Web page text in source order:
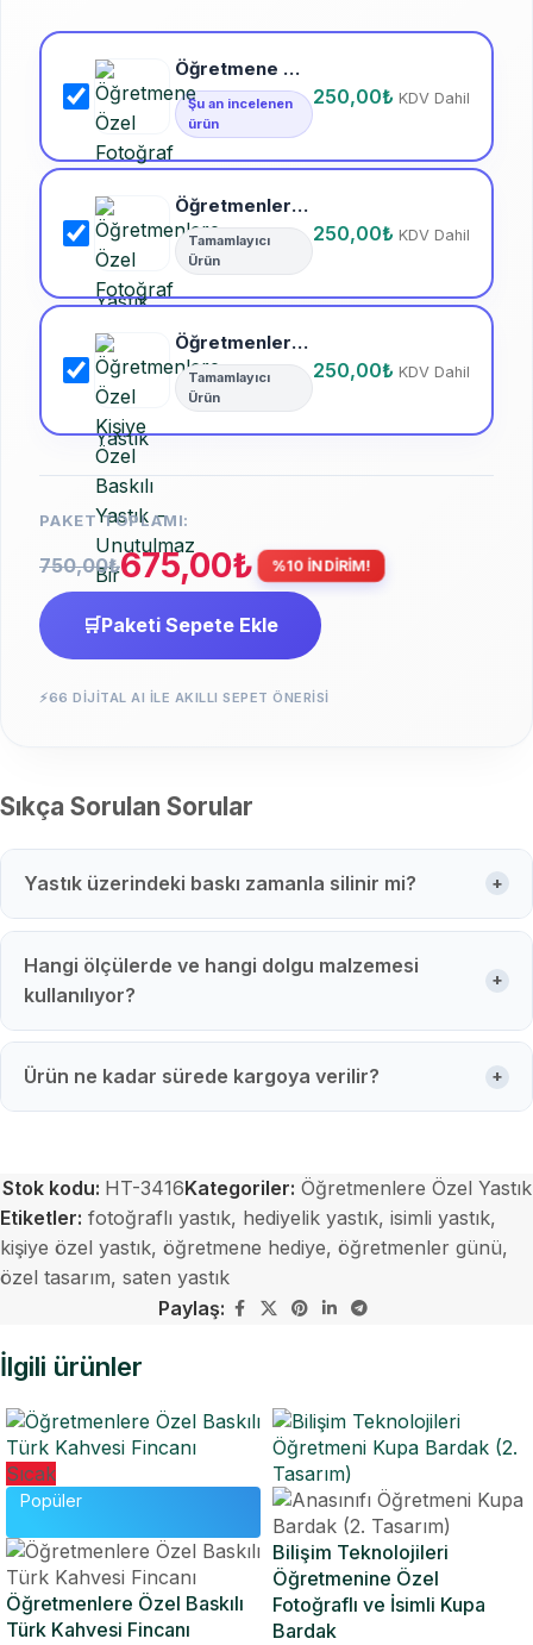
Öğretmene Özel Fotoğraf ve İsim Baskılı Kişiye Özel Yastık
Şu an incelenen
ürün
250,00₺ KDV Dahil
Öğretmenlere Özel Fotoğraf Baskılı ve İsme Özel Saten Yastık
Tamamlayıcı
Ürün
250,00₺ KDV Dahil
Öğretmenlere Özel Kişiye Özel Baskılı Yastık – Unutulmaz Bir Teşekkür
Tamamlayıcı
Ürün
250,00₺ KDV Dahil
PAKET TOPLAMI:
750,00₺675,00₺ %10 İNDİRİM!
🛒Paketi Sepete Ekle
⚡66 DIJITAL AI ILE AKILLI SEPET ÖNERISI
Sıkça Sorulan Sorular
Yastık üzerindeki baskı zamanla silinir mi? +
Hangi ölçülerde ve hangi dolgu malzemesi
kullanılıyor?
+
Ürün ne kadar sürede kargoya verilir? +
Stok kodu: HT-3416Kategoriler: Öğretmenlere Özel Yastık
Etiketler: fotoğraflı yastık, hediyelik yastık, isimli yastık,
kişiye özel yastık, öğretmene hediye, öğretmenler günü,
özel tasarım, saten yastık
Paylaş:
İlgili ürünler
Sıcak
Popüler
Öğretmenlere Özel Baskılı
Türk Kahvesi Fincanı
Bilişim Teknolojileri
Öğretmenine Özel
Fotoğraflı ve İsimli Kupa
Bardak